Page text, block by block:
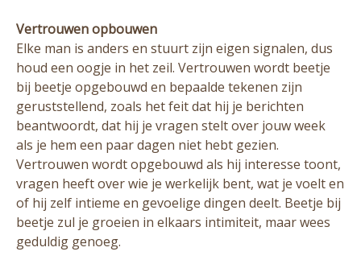
Vertrouwen opbouwen
Elke man is anders en stuurt zijn eigen signalen, dus
houd een oogje in het zeil. Vertrouwen wordt beetje
bij beetje opgebouwd en bepaalde tekenen zijn
geruststellend, zoals het feit dat hij je berichten
beantwoordt, dat hij je vragen stelt over jouw week
als je hem een paar dagen niet hebt gezien.
Vertrouwen wordt opgebouwd als hij interesse toont,
vragen heeft over wie je werkelijk bent, wat je voelt en
of hij zelf intieme en gevoelige dingen deelt. Beetje bij
beetje zul je groeien in elkaars intimiteit, maar wees
geduldig genoeg.